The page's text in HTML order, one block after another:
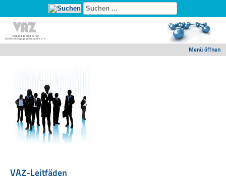
Menü öffnen
VAZ-Leitfäden